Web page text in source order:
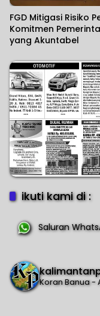
FGD Mitigasi Risiko
Komitmen
yang Akuntabel
ikuti kami di :
Saluran
Koran Banua -